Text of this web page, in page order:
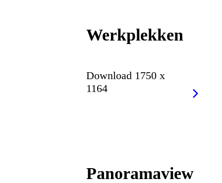
Werkplekken
Download 1750 x
1164
Panoramaview